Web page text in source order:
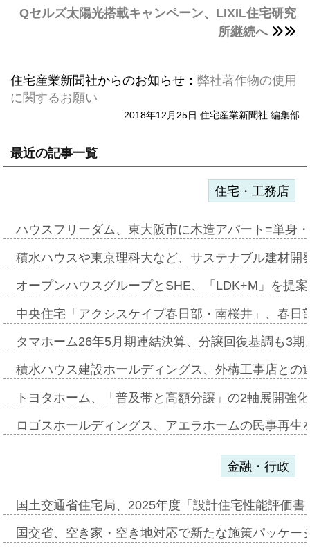
Qセルズ太陽光搭載キャンペーン、LIXIL住宅研究
所継続へ
住宅産業新聞社からのお知らせ： 弊社著作物の使用
に関するお願い
2018年12月25日 住宅産業新聞社 編集部
最近の記事一覧
住宅・工務店
ハウスフリーダム、東大阪市に木造アパート=単身
積水ハウスや東京理科大など、サステナブル建材
オープンハウスグループとSHE、「LDK+M」を提
中央住宅「アクシスケイプ春日部・南桜井」、春
タマホーム26年5月期連結決算、分譲回復基調も3
積水ハウス建設ホールディングス、外構工事店と
トヨタホーム、「普及帯と高額分譲」の2軸展開強
ロゴスホールディングス、アエラホームの民事再
金融・行政
国土交通省住宅局、2025年度「設計住宅性能評価
国交省、空き家・空き地対応で新たな施策パッケ